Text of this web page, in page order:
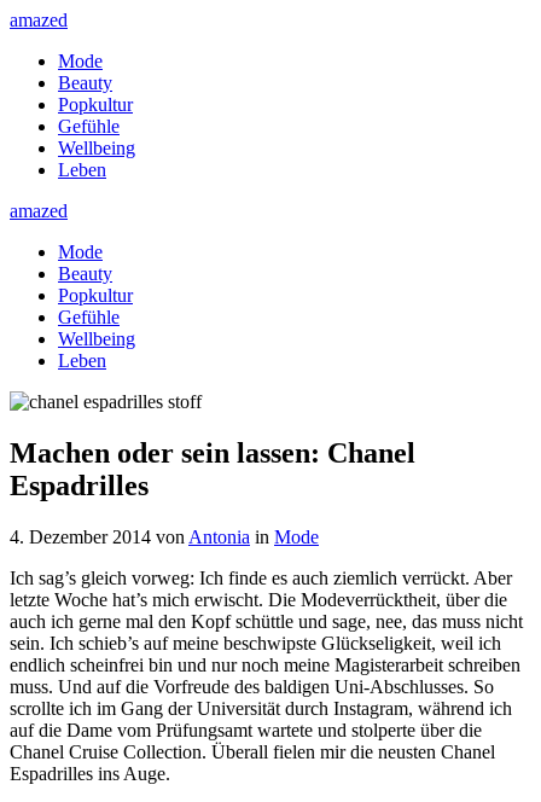
amazed
Mode
Beauty
Popkultur
Gefühle
Wellbeing
Leben
amazed
Mode
Beauty
Popkultur
Gefühle
Wellbeing
Leben
Machen oder sein lassen: Chanel
Espadrilles
4. Dezember 2014 von Antonia in Mode
Ich sag’s gleich vorweg: Ich finde es auch ziemlich verrückt. Aber
letzte Woche hat’s mich erwischt. Die Modeverrücktheit, über die
auch ich gerne mal den Kopf schüttle und sage, nee, das muss nicht
sein. Ich schieb’s auf meine beschwipste Glückseligkeit, weil ich
endlich scheinfrei bin und nur noch meine Magisterarbeit schreiben
muss. Und auf die Vorfreude des baldigen Uni-Abschlusses. So
scrollte ich im Gang der Universität durch Instagram, während ich
auf die Dame vom Prüfungsamt wartete und stolperte über die
Chanel Cruise Collection. Überall fielen mir die neusten Chanel
Espadrilles ins Auge.